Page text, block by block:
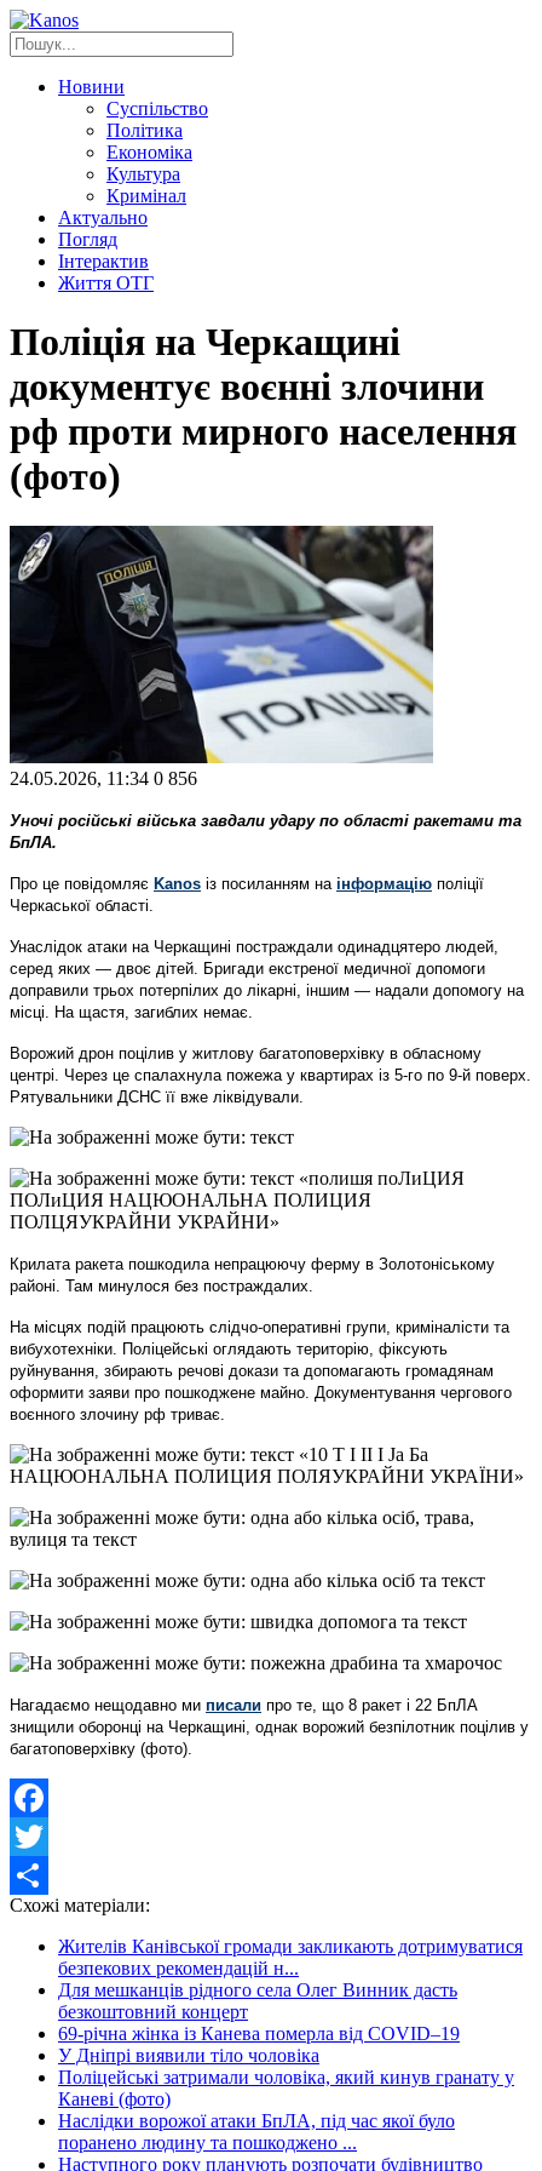
Новини
Суспільство
Політика
Економіка
Культура
Кримінал
Актуально
Погляд
Інтерактив
Життя ОТГ
Поліція на Черкащині
документує воєнні злочини
рф проти мирного населення
(фото)
24.05.2026, 11:34 0 856
Уночі російські війська завдали удару по області ракетами та
БпЛА.
Про це повідомляє Kanos із посиланням на інформацію поліції
Черкаської області.
Унаслідок атаки на Черкащині постраждали одинадцятеро людей,
серед яких — двоє дітей. Бригади екстреної медичної допомоги
доправили трьох потерпілих до лікарні, іншим — надали допомогу на
місці. На щастя, загиблих немає.
Ворожий дрон поцілив у житлову багатоповерхівку в обласному
центрі. Через це спалахнула пожежа у квартирах із 5-го по 9-й поверх.
Рятувальники ДСНС її вже ліквідували.
Крилата ракета пошкодила непрацюючу ферму в Золотоніському
районі. Там минулося без постраждалих.
На місцях подій працюють слідчо-оперативні групи, криміналісти та
вибухотехніки. Поліцейські оглядають територію, фіксують
руйнування, збирають речові докази та допомагають громадянам
оформити заяви про пошкоджене майно. Документування чергового
воєнного злочину рф триває.
Нагадаємо нещодавно ми писали про те, що 8 ракет і 22 БпЛА
знищили оборонці на Черкащині, однак ворожий безпілотник поцілив у
багатоповерхівку (фото).
Facebook
Twitter
Share
Схожі матеріали:
Жителів Канівської громади закликають дотримуватися
безпекових рекомендацій н...
Для мешканців рідного села Олег Винник дасть
безкоштовний концерт
69-річна жінка із Канева померла від COVID–19
У Дніпрі виявили тіло чоловіка
Поліцейські затримали чоловіка, який кинув гранату у
Каневі (фото)
Наслідки ворожої атаки БпЛА, під час якої було
поранено людину та пошкоджено ...
Наступного року планують розпочати будівництво